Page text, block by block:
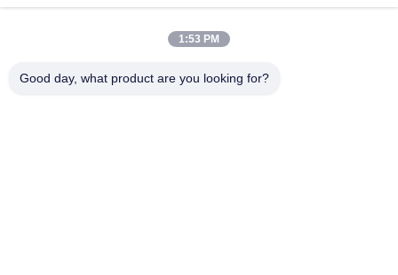
Hybride PCB 10 Laags 1.7mm HDI Board RO4350B en FR4
HDI RF PCB 8 laag RO4350B Rogers 4350 Materialen 1,6 mm
1:53 PM
Good day, what product are you looking for?